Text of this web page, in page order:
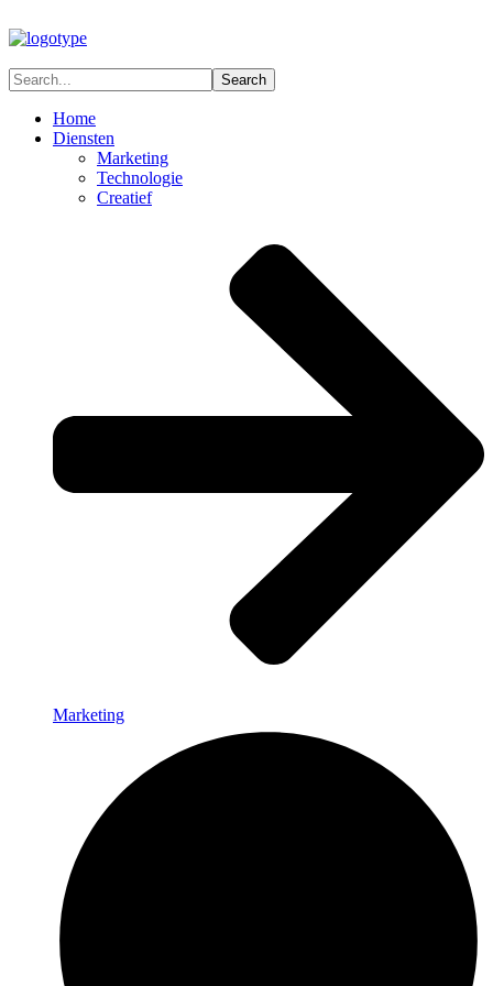
Home
Diensten
Marketing
Technologie
Creatief
Marketing